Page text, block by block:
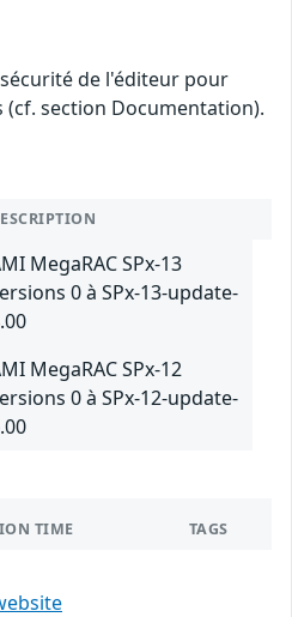
de l'éditeur pour
section Documentation).
MegaRAC SPx-13
0 à SPx-13-update-
MegaRAC SPx-12
0 à SPx-12-update-
TIME TAGS